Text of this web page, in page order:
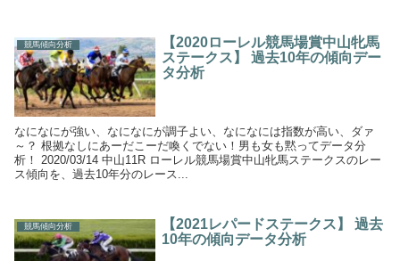
競馬傾向分析
【2020ローレル競馬場賞中山牝馬
ステークス】 過去10年の傾向デー
タ分析
なになにが強い、なになにが調子よい、なになには指数が高い、ダァ
～？ 根拠なしにあーだこーだ喚くでない！男も女も黙ってデータ分
析！ 2020/03/14 中山11R ローレル競馬場賞中山牝馬ステークスのレー
ス傾向を、過去10年分のレース...
競馬傾向分析
【2021レパードステークス】 過去
10年の傾向データ分析